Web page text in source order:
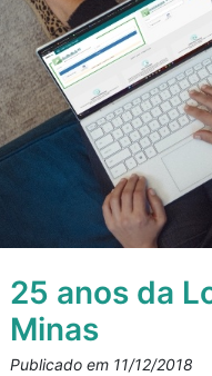
25 anos da
Minas
Publicado em 11/12/2018